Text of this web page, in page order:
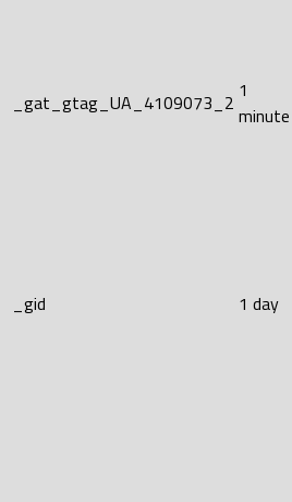
_gat_gtag_UA_4109073_2 1
minute
_gid 1 day